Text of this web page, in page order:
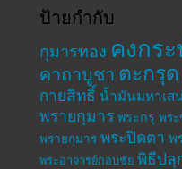
ป้ายกำกับ
กุมารทอง คงกร
คาถาบูชา ตะกรุด
กายสิทธิ์ น้ำมันมหาเส
พรายกุมาร พระกรุ พร
พรายกุมาร พระปิดตา พ
พระอาจารย์กอบชัย พิธีปลุ